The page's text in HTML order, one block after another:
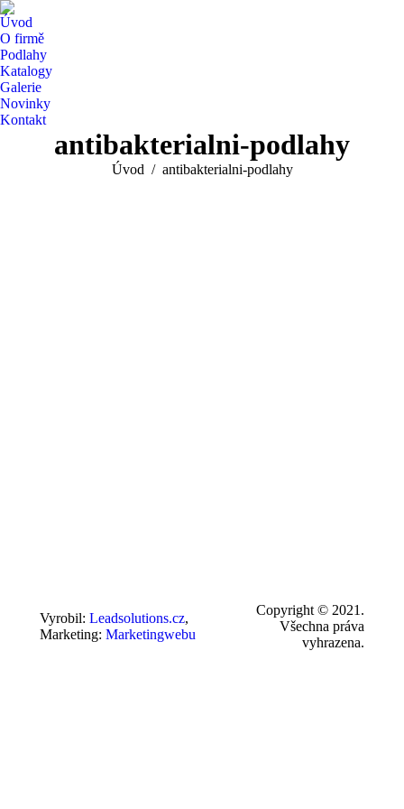
Úvod
O firmě
Podlahy
Katalogy
Galerie
Novinky
Kontakt
antibakterialni-podlahy
You are here:
Úvod antibakterialni-podlahy
Vyrobil: Leadsolutions.cz,
Marketing: Marketingwebu
Copyright © 2021.
Všechna práva
vyhrazena.